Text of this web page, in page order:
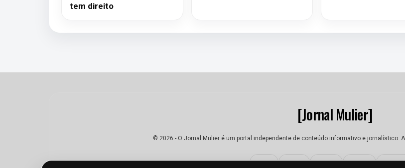
tem direito
[Jornal Mulier]
© 2026 - O Jornal Mulier é um portal independente de conteúdo informativo e jornalístico.
Sobre Equipe Contato Termos